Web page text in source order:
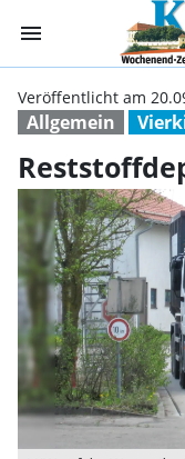
menu
Allgemein
Veröffentlicht am